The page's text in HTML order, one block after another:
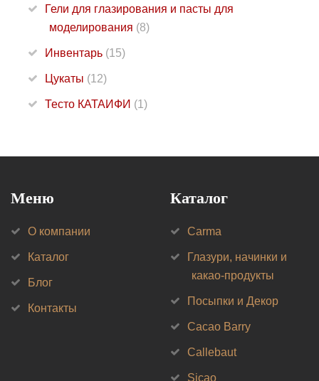
Гели для глазирования и пасты для
моделирования (8)
Инвентарь (15)
Цукаты (12)
Тесто КАТАИФИ (1)
Меню
О компании
Каталог
Блог
Контакты
Каталог
Carma
Глазури, начинки и
какао-продукты
Посыпки и Декор
Cacao Barry
Callebaut
Sicao